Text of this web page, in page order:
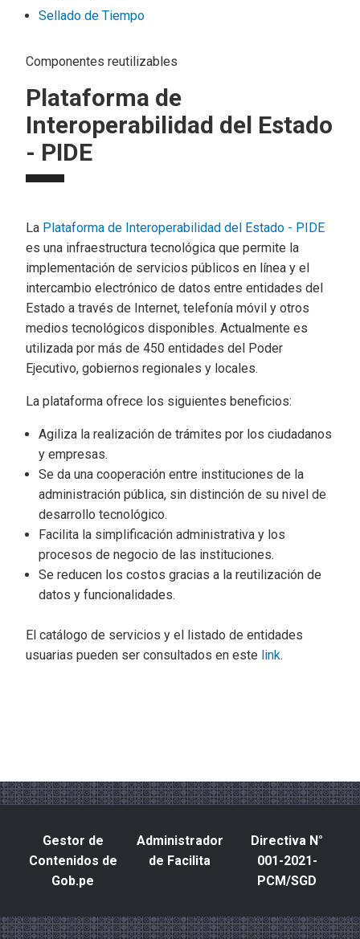
Sellado de Tiempo
Componentes reutilizables
Plataforma de
Interoperabilidad del Estado
- PIDE
La Plataforma de Interoperabilidad del Estado - PIDE
es una infraestructura tecnológica que permite la
implementación de servicios públicos en línea y el
intercambio electrónico de datos entre entidades del
Estado a través de Internet, telefonía móvil y otros
medios tecnológicos disponibles. Actualmente es
utilizada por más de 450 entidades del Poder
Ejecutivo, gobiernos regionales y locales.
La plataforma ofrece los siguientes beneficios:
Agiliza la realización de trámites por los ciudadanos
y empresas.
Se da una cooperación entre instituciones de la
administración pública, sin distinción de su nivel de
desarrollo tecnológico.
Facilita la simplificación administrativa y los
procesos de negocio de las instituciones.
Se reducen los costos gracias a la reutilización de
datos y funcionalidades.
El catálogo de servicios y el listado de entidades
usuarias pueden ser consultados en este link.
Gestor de
Contenidos de
Gob.pe
Administrador
de Facilita
Directiva N°
001-2021-
PCM/SGD